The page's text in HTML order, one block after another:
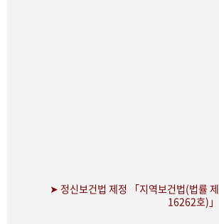
➤ 정신보건법 제정 「지역보건법(법률 제
16262호)」